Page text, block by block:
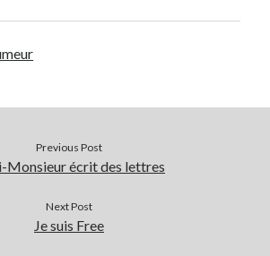
Previous Post
Monsieur écrit des lettres
Next Post
Je suis Free